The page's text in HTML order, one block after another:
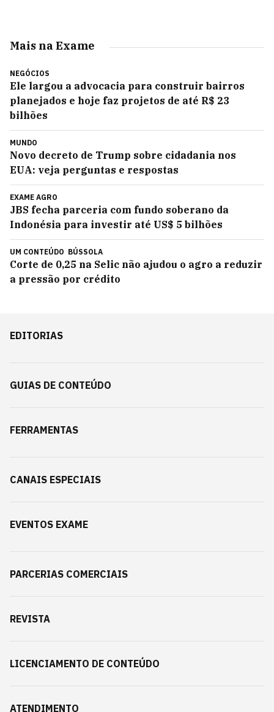
Mais na Exame
NEGÓCIOS
Ele largou a advocacia para construir bairros
planejados e hoje faz projetos de até R$ 23
bilhões
MUNDO
Novo decreto de Trump sobre cidadania nos
EUA: veja perguntas e respostas
EXAME AGRO
JBS fecha parceria com fundo soberano da
Indonésia para investir até US$ 5 bilhões
UM CONTEÚDO BÚSSOLA
Corte de 0,25 na Selic não ajudou o agro a reduzir
a pressão por crédito
EDITORIAS
GUIAS DE CONTEÚDO
FERRAMENTAS
CANAIS ESPECIAIS
EVENTOS EXAME
PARCERIAS COMERCIAIS
REVISTA
LICENCIAMENTO DE CONTEÚDO
ATENDIMENTO